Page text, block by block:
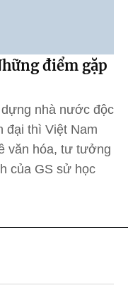
điểm gặp
nhà nước độc
đại thì Việt Nam
văn hóa, tư tưởng
của GS sử học